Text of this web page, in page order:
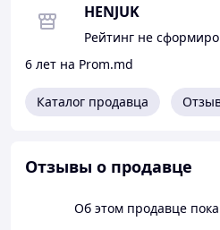
HENJUK
Рейтинг не
6 лет на Prom.md
Каталог продавца
Отзывы о продавце
Об этом продавце